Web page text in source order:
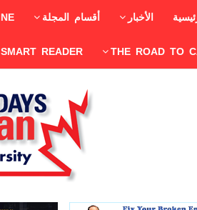
الأخبار أقسام المجلة
THE ROAD TO
SMART READER